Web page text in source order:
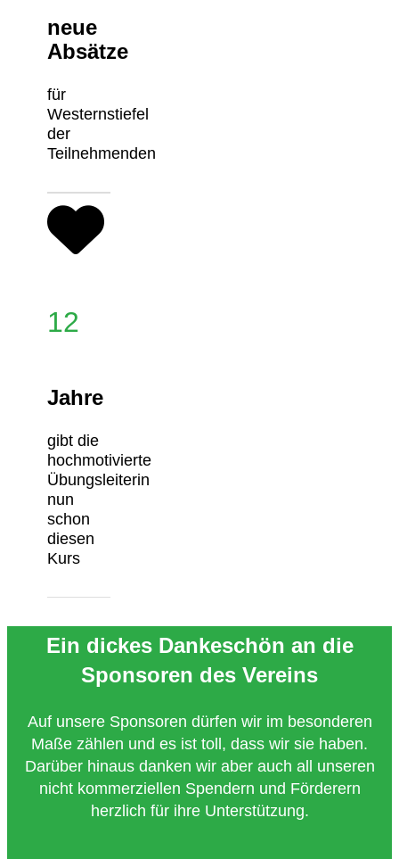
neue
Absätze
für
Westernstiefel
der
Teilnehmenden
12
Jahre
gibt die
hochmotivierte
Übungsleiterin
nun
schon
diesen
Kurs
Ein dickes Dankeschön an die
Sponsoren des Vereins
Auf unsere Sponsoren dürfen wir im besonderen
Maße zählen und es ist toll, dass wir sie haben.
Darüber hinaus danken wir aber auch all unseren
nicht kommerziellen Spendern und Förderern
herzlich für ihre Unterstützung.